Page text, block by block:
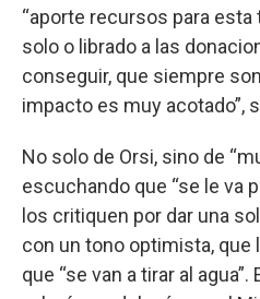
“aporte recursos para esta
solo o librado a las
conseguir, que siempre
impacto es muy acotado”,
No solo de Orsi, sino de
escuchando que “se le va
los critiquen por dar una
con un tono optimista, que
que “se van a tirar al